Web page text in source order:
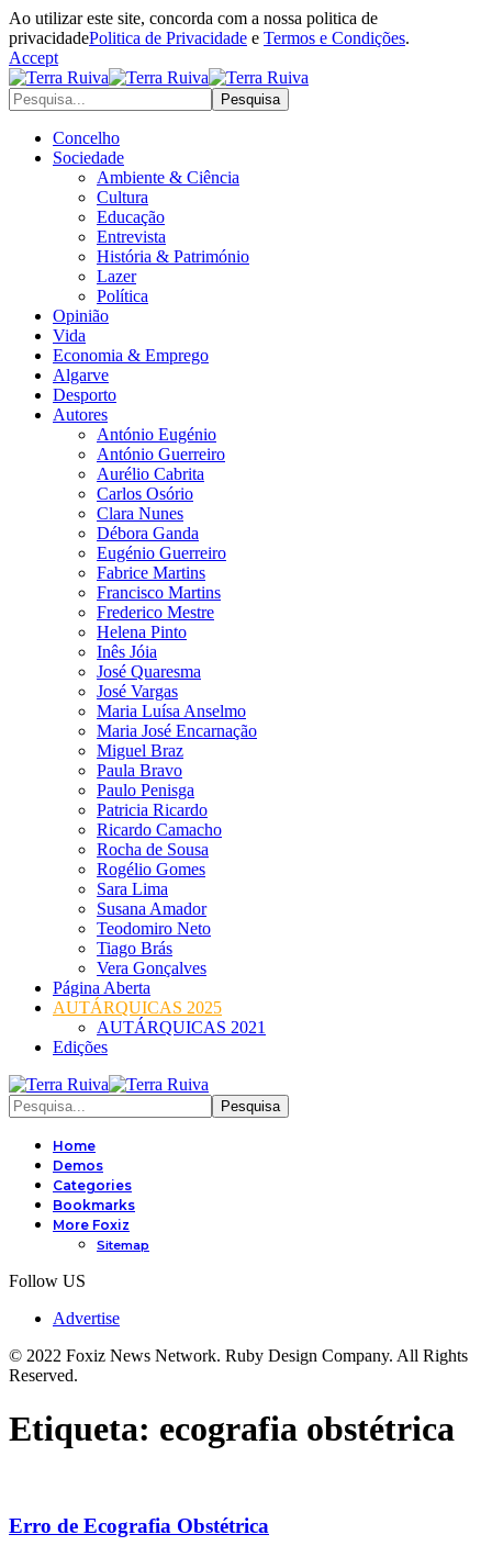
Ao utilizar este site, concorda com a nossa politica de
privacidadePolitica de Privacidade e Termos e Condições.
Accept
Concelho
Sociedade
Ambiente & Ciência
Cultura
Educação
Entrevista
História & Património
Lazer
Política
Opinião
Vida
Economia & Emprego
Algarve
Desporto
Autores
António Eugénio
António Guerreiro
Aurélio Cabrita
Carlos Osório
Clara Nunes
Débora Ganda
Eugénio Guerreiro
Fabrice Martins
Francisco Martins
Frederico Mestre
Helena Pinto
Inês Jóia
José Quaresma
José Vargas
Maria Luísa Anselmo
Maria José Encarnação
Miguel Braz
Paula Bravo
Paulo Penisga
Patricia Ricardo
Ricardo Camacho
Rocha de Sousa
Rogélio Gomes
Sara Lima
Susana Amador
Teodomiro Neto
Tiago Brás
Vera Gonçalves
Página Aberta
AUTÁRQUICAS 2025
AUTÁRQUICAS 2021
Edições
Home
Demos
Categories
Bookmarks
More Foxiz
Sitemap
Follow US
Advertise
© 2022 Foxiz News Network. Ruby Design Company. All Rights
Reserved.
Etiqueta: ecografia obstétrica
Erro de Ecografia Obstétrica